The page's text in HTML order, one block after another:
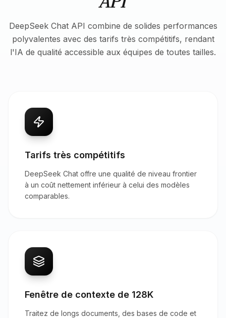
DeepSeek Chat API combine de solides performances
polyvalentes avec des tarifs très compétitifs, rendant
l'IA de qualité accessible aux équipes de toutes tailles.
Tarifs très compétitifs
DeepSeek Chat offre une qualité de niveau frontier
à un coût nettement inférieur à celui des modèles
comparables.
Fenêtre de contexte de 128K
Traitez de longs documents, des bases de code et